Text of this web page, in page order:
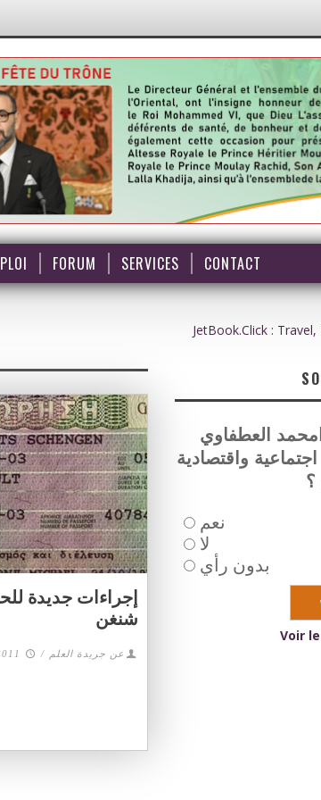
FORUM SERVICES CONTACT
إجراءات جديدة
شنغن
عن جريدة العلم /
JetBook.Click :
العطفاوي
واقتصادية
؟
نعم
لا
بدون رأي
Voir